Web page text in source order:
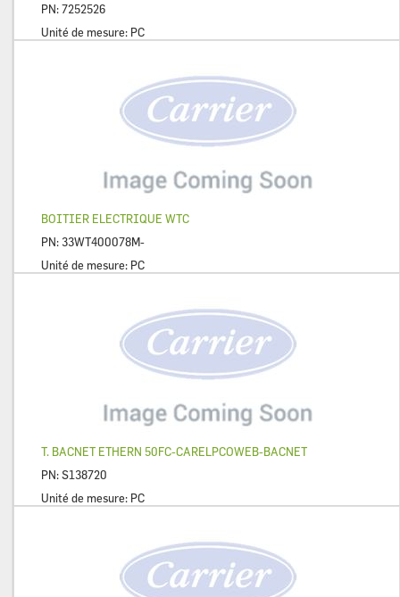
PN:7252526
Unité de mesure: PC
BOITIER ELECTRIQUE WTC
PN: 33WT400078M-
Unité de mesure: PC
T. BACNET ETHERN 50FC-CARELPCOWEB-BACNET
PN:S138720
Unité de mesure: PC